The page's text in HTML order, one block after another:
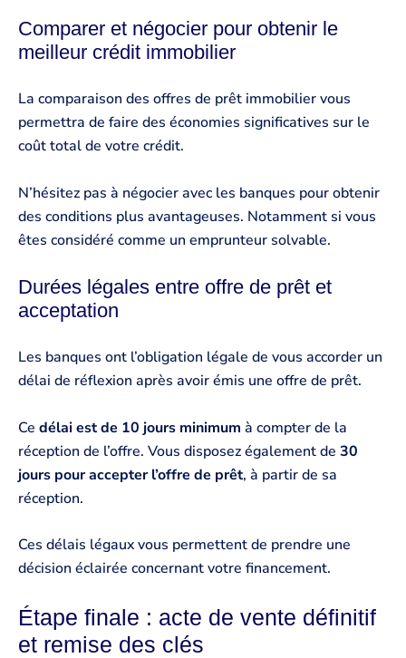
Comparer et négocier pour obtenir le
meilleur crédit immobilier
La comparaison des offres de prêt immobilier vous
permettra de faire des économies significatives sur le
coût total de votre crédit.
N’hésitez pas à négocier avec les banques pour obtenir
des conditions plus avantageuses. Notamment si vous
êtes considéré comme un emprunteur solvable.
Durées légales entre offre de prêt et
acceptation
Les banques ont l’obligation légale de vous accorder un
délai de réflexion après avoir émis une offre de prêt.
Ce délai est de 10 jours minimum à compter de la
réception de l’offre. Vous disposez également de 30
jours pour accepter l’offre de prêt, à partir de sa
réception.
Ces délais légaux vous permettent de prendre une
décision éclairée concernant votre financement.
Étape finale : acte de vente définitif
et remise des clés